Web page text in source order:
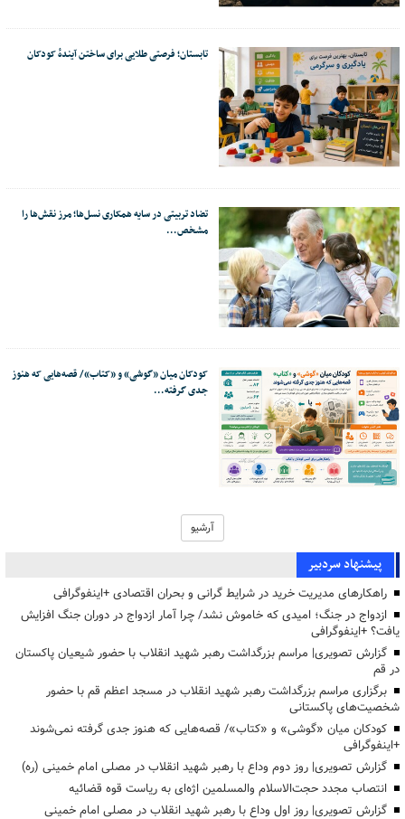
تابستان؛ فرصتی طلایی برای ساختن آیندهٔ کودکان
تضاد تربیتی در سایه همکاری نسل‌ها؛ مرز نقش‌ها را
مشخص…
کودکان میان «گوشی» و «کتاب»/ قصه‌هایی که هنوز
جدی گرفته…
آرشیو
پیشنهاد سردبیر
راهکارهای مدیریت خرید در شرایط گرانی و بحران اقتصادی +اینفوگرافی
ازدواج در جنگ؛ امیدی که خاموش نشد/ چرا آمار ازدواج در دوران جنگ افزایش
یافت؟ +اینفوگرافی
گزارش تصویری| مراسم بزرگداشت رهبر شهید انقلاب با حضور شیعیان پاکستان
در قم
برگزاری مراسم بزرگداشت رهبر شهید انقلاب در مسجد اعظم قم با حضور
شخصیت‌های پاکستانی
کودکان میان «گوشی» و «کتاب»/ قصه‌هایی که هنوز جدی گرفته نمی‌شوند
+اینفوگرافی
گزارش تصویری| روز دوم وداع با رهبر شهید انقلاب در مصلی امام خمینی (ره)
انتصاب مجدد حجت‌الاسلام والمسلمین اژه‌ای به ریاست قوه قضائیه
گزارش تصویری| روز اول وداع با رهبر شهید انقلاب در مصلی امام خمینی